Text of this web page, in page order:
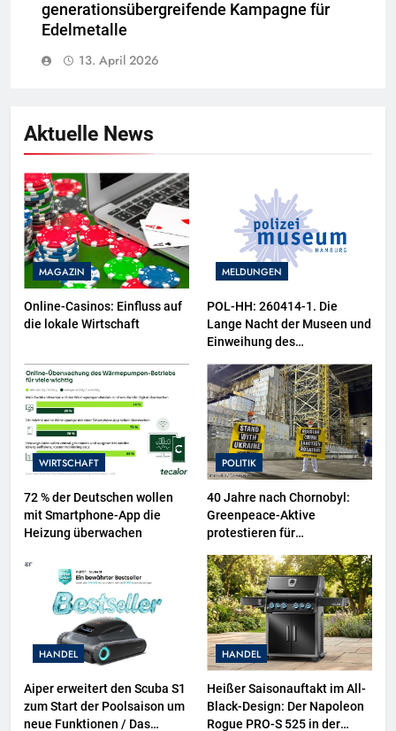
generationsübergreifende Kampagne für
Edelmetalle
13. April 2026
Aktuelle News
MAGAZIN
Online-Casinos: Einfluss auf
die lokale Wirtschaft
MELDUNGEN
POL-HH: 260414-1. Die
Lange Nacht der Museen und
Einweihung des
sowie neuer
Ausstellungsbereiche im
Polizeimuseum Hamburg
WIRTSCHAFT
72 % der Deutschen wollen
mit Smartphone-App die
Heizung überwachen
POLITIK
40 Jahre nach Chornobyl:
Greenpeace-Aktive
protestieren für
Wiederaufbau der zerstörten
Schutzhülle / Greenpeace-
Report dokumentiert Folgen
des russischen
Drohnenangriffs
HANDEL
Aiper erweitert den Scuba S1
zum Start der Poolsaison um
neue Funktionen / Das
HANDEL
Heißer Saisonauftakt im All-
Black-Design: Der Napoleon
Rogue PRO-S 525 in der